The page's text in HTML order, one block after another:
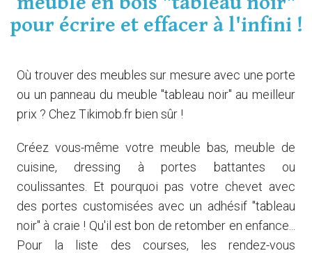
pour écrire et effacer à l'infini !
Où trouver des meubles sur mesure avec une porte
ou un panneau du meuble "tableau noir" au meilleur
prix ? Chez Tikimob.fr bien sûr !
Créez vous-même votre meuble bas, meuble de
cuisine, dressing à portes battantes ou
coulissantes. Et pourquoi pas votre chevet avec
des portes customisées avec un adhésif "tableau
noir" à craie ! Qu'il est bon de retomber en enfance...
Pour la liste des courses, les rendez-vous